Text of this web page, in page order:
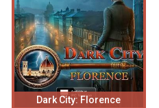
Dark City: Florence